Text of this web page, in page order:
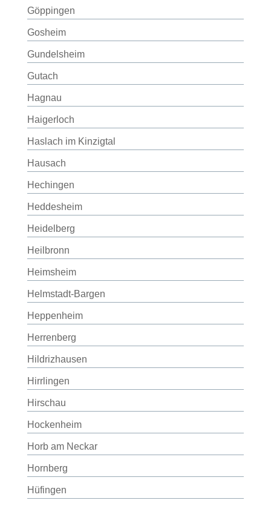
Göppingen
Gosheim
Gundelsheim
Gutach
Hagnau
Haigerloch
Haslach im Kinzigtal
Hausach
Hechingen
Heddesheim
Heidelberg
Heilbronn
Heimsheim
Helmstadt-Bargen
Heppenheim
Herrenberg
Hildrizhausen
Hirrlingen
Hirschau
Hockenheim
Horb am Neckar
Hornberg
Hüfingen